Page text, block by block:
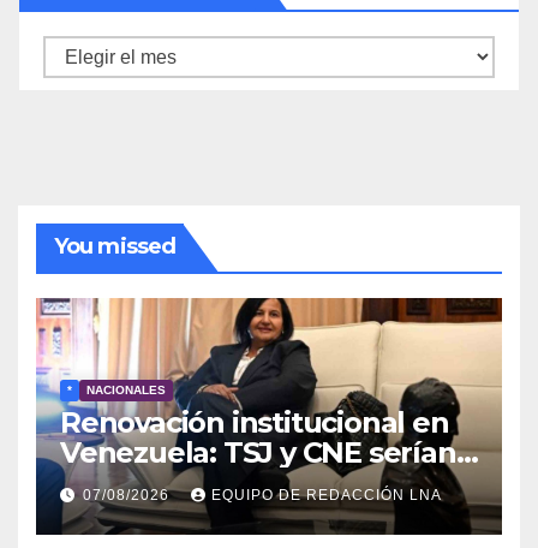
Archivo
You missed
* NACIONALES
Renovación institucional en
Venezuela: TSJ y CNE serían
designados a finales de 2026
07/08/2026 EQUIPO DE REDACCIÓN LNA